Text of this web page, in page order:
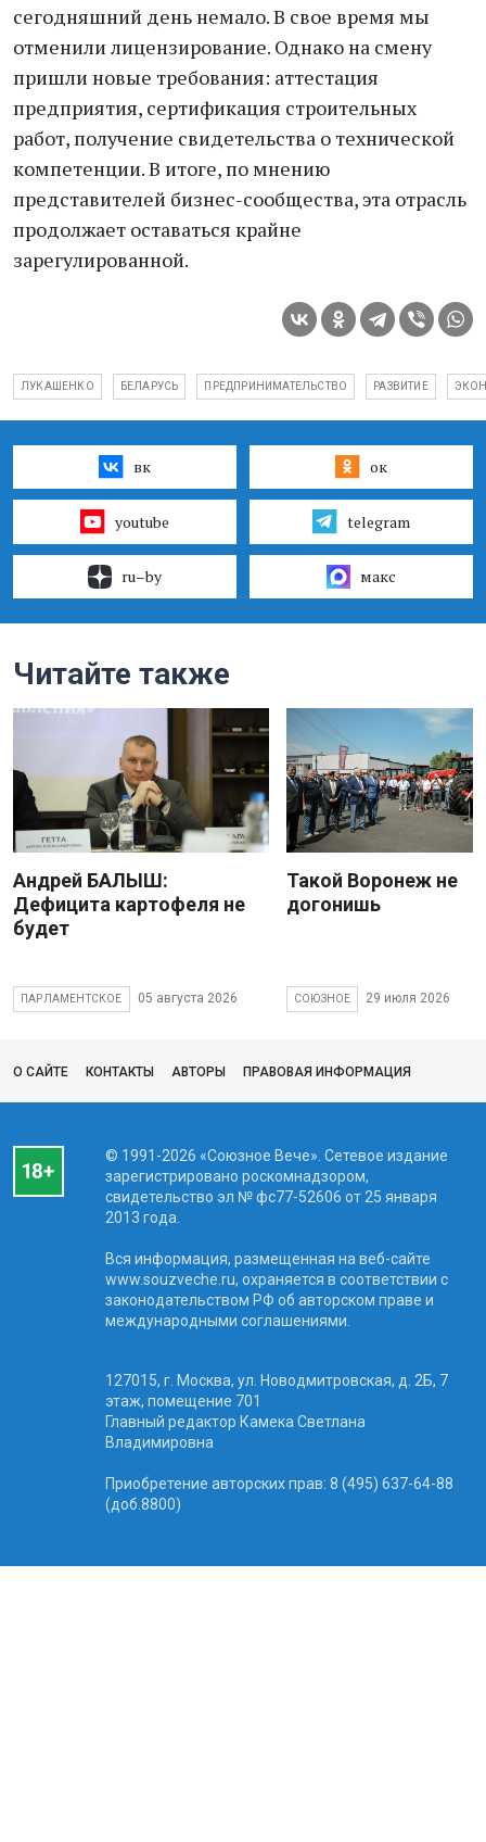
сегодняшний день немало. В свое время мы
отменили лицензирование. Однако на смену
пришли новые требования: аттестация
предприятия, сертификация строительных
работ, получение свидетельства о технической
компетенции. В итоге, по мнению
представителей бизнес-сообщества, эта отрасль
продолжает оставаться крайне
зарегулированной.
ЛУКАШЕНКО БЕЛАРУСЬ ПРЕДПРИНИМАТЕЛЬСТВО РАЗВИТИЕ
вк ок
youtube telegram
ru–by макс
Читайте также
Андрей БАЛЫШ:
Дефицита картофеля не
будет
ПАРЛАМЕНТСКОЕ 05 августа 2026
Такой Воронеж не
догонишь
СОЮЗНОЕ 29 июля 2026
О САЙТЕ КОНТАКТЫ АВТОРЫ ПРАВОВАЯ ИНФОРМАЦИЯ
© 1991-2026 «Союзное Вече». Сетевое издание
зарегистрировано роскомнадзором,
свидетельство эл № фc77-52606 от 25 января
2013 года.
Вся информация, размещенная на веб-сайте
www.souzveche.ru, охраняется в соответствии с
законодательством РФ об авторском праве и
международными соглашениями.
127015, г. Москва, ул. Новодмитровская, д. 2Б, 7
этаж, помещение 701
Главный редактор Камека Светлана
Владимировна
Приобретение авторских прав: 8 (495) 637-64-88
(доб.8800)